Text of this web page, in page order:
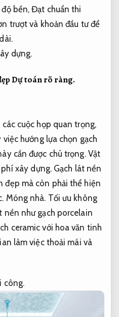
độ bền,Đạt chuẩn thi
trượt và khoản đầu tư để
dựng.
Dự toán rõ ràng.
cuộc họp quan trọng,
hướng lựa chọn gạch
cần được chú trọng. Vật
xây dựng.Gạch lát nền
đẹp mà còn phải thể hiện
Móng nhà. Tối ưu không
nền như gạch porcelain
ceramic với hoa văn tinh
làm việc thoải mái và
công.